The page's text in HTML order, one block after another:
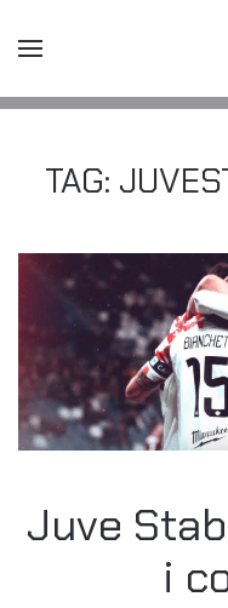
TAG:
Juve
i